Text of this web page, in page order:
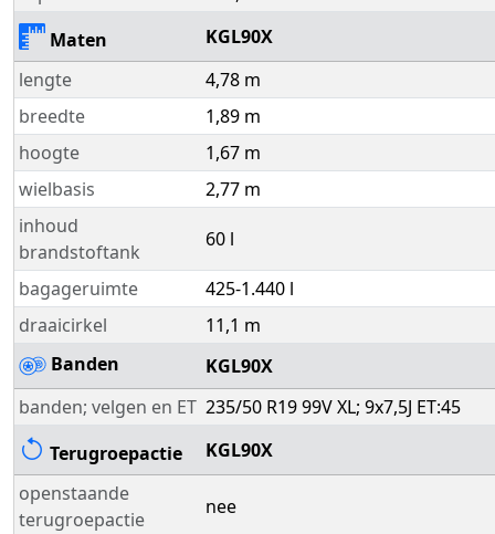
Maten
KGL90X
lengte
4,78 m
breedte
1,89 m
hoogte
1,67 m
wielbasis
2,77 m
inhoud
brandstoftank
60 l
bagageruimte
425-1.440 l
draaicirkel
11,1 m
Banden
KGL90X
banden; velgen en ET 235/50 R19 99V XL; 9x7,5J ET:45
Terugroepactie
KGL90X
openstaande
terugroepactie
nee